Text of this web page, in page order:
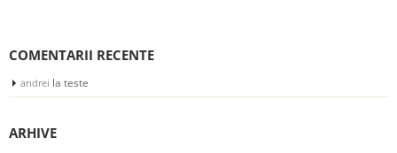
COMENTARII RECENTE
andrei la teste
ARHIVE